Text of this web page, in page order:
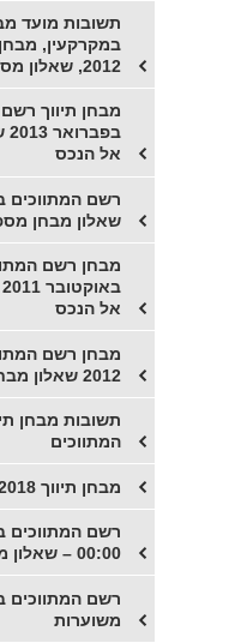
תשובות מועד
2012, שאלון מס' 001
אל הנכס
שאלון מבחן מספר 001 תיווך - אל
אל הנכס
2012 שאלון מבחן תיווך מספר 001- אל הנכס
המתווכים
מבחן תיווך 17.1.2018 תשובות
00:00 – שאלון מספר 0002
משוערות